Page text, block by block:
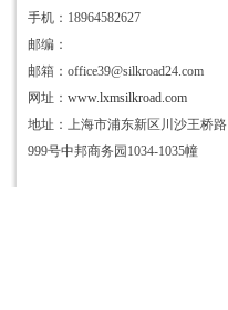
手机：18964582627
邮编：
邮箱：office39@silkroad24.com
网址： www.lxmsilkroad.com
地址：上海市浦东新区川沙王桥路
999号中邦商务园1034-1035幢